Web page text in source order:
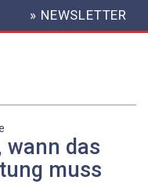
HEADER» NEWSLETTER
wann das
muss